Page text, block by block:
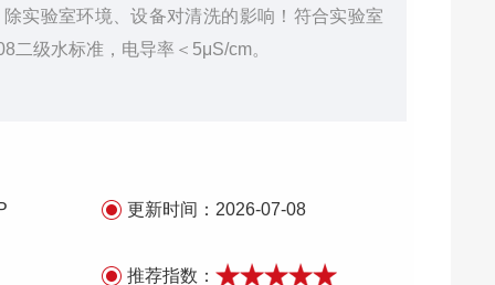
实验室环境、设备对清洗的影响！符合实验室
二级水标准，电导率＜5μS/cm。
更新时间： 2026-07-08
推荐指数：